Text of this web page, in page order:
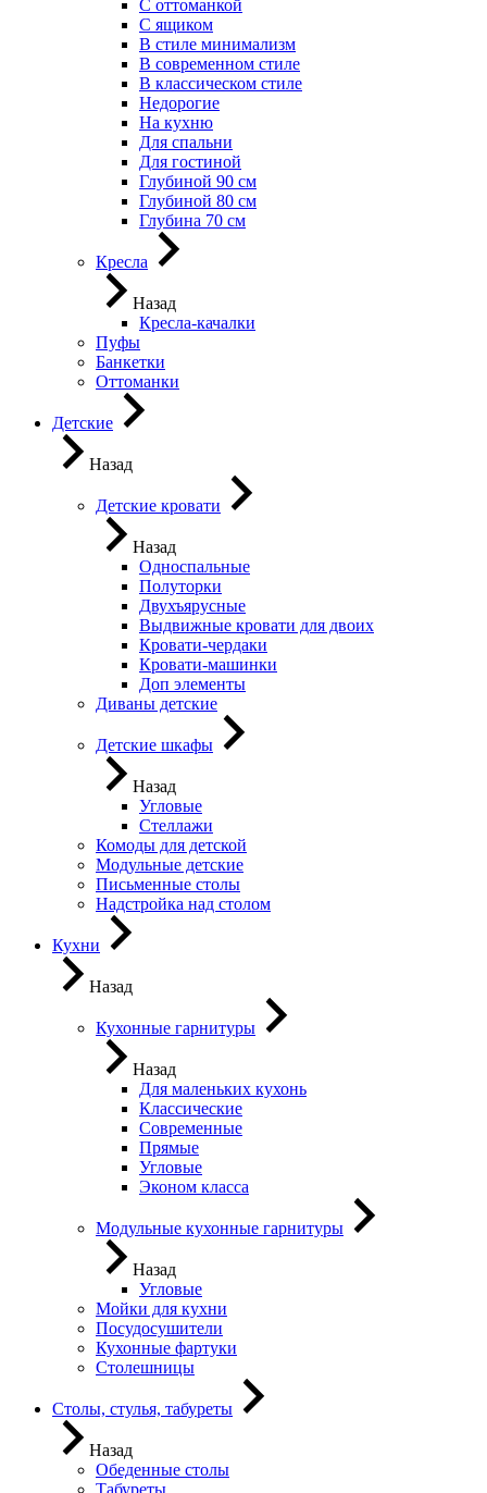
С оттоманкой
С ящиком
В стиле минимализм
В современном стиле
В классическом стиле
Недорогие
На кухню
Для спальни
Для гостиной
Глубиной 90 см
Глубиной 80 см
Глубина 70 см
Кресла
Назад
Кресла-качалки
Пуфы
Банкетки
Оттоманки
Детские
Назад
Детские кровати
Назад
Односпальные
Полуторки
Двухъярусные
Выдвижные кровати для двоих
Кровати-чердаки
Кровати-машинки
Доп элементы
Диваны детские
Детские шкафы
Назад
Угловые
Стеллажи
Комоды для детской
Модульные детские
Письменные столы
Надстройка над столом
Кухни
Назад
Кухонные гарнитуры
Назад
Для маленьких кухонь
Классические
Современные
Прямые
Угловые
Эконом класса
Модульные кухонные гарнитуры
Назад
Угловые
Мойки для кухни
Посудосушители
Кухонные фартуки
Столешницы
Столы, стулья, табуреты
Назад
Обеденные столы
Табуреты